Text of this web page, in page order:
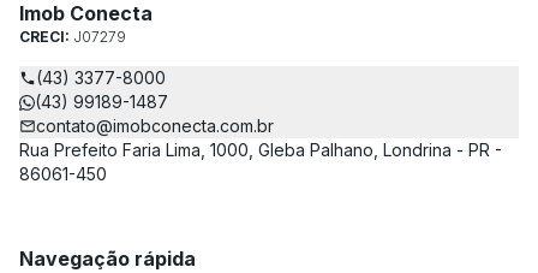
Imob Conecta
CRECI: J07279
(43) 3377-8000
(43) 99189-1487
contato@imobconecta.com.br
Rua Prefeito Faria Lima, 1000, Gleba Palhano, Londrina - PR -
86061-450
Navegação rápida